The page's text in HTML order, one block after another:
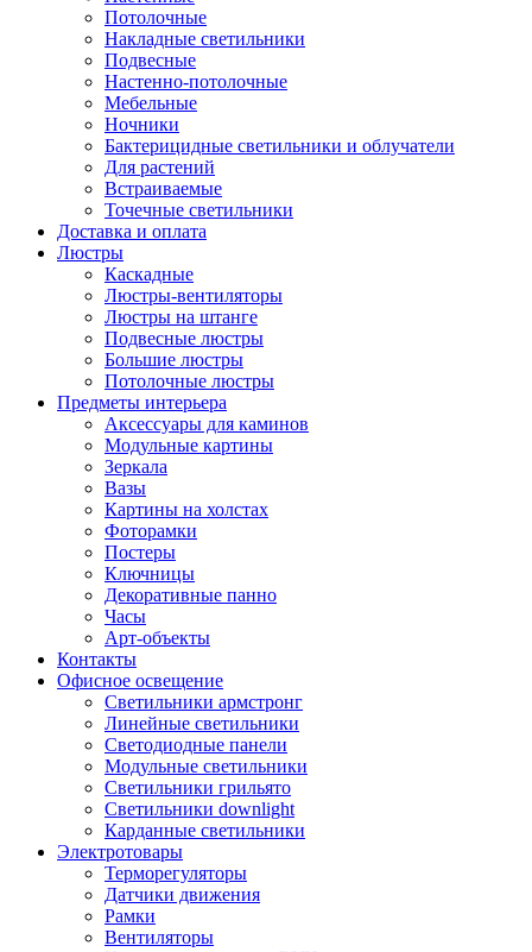
Потолочные
Накладные светильники
Подвесные
Настенно-потолочные
Мебельные
Ночники
Бактерицидные светильники и облучатели
Для растений
Встраиваемые
Точечные светильники
Доставка и оплата
Люстры
Каскадные
Люстры-вентиляторы
Люстры на штанге
Подвесные люстры
Большие люстры
Потолочные люстры
Предметы интерьера
Аксессуары для каминов
Модульные картины
Зеркала
Вазы
Картины на холстах
Фоторамки
Постеры
Ключницы
Декоративные панно
Часы
Арт-объекты
Контакты
Офисное освещение
Светильники армстронг
Линейные светильники
Светодиодные панели
Модульные светильники
Светильники грильято
Светильники downlight
Карданные светильники
Электротовары
Терморегуляторы
Датчики движения
Рамки
Вентиляторы